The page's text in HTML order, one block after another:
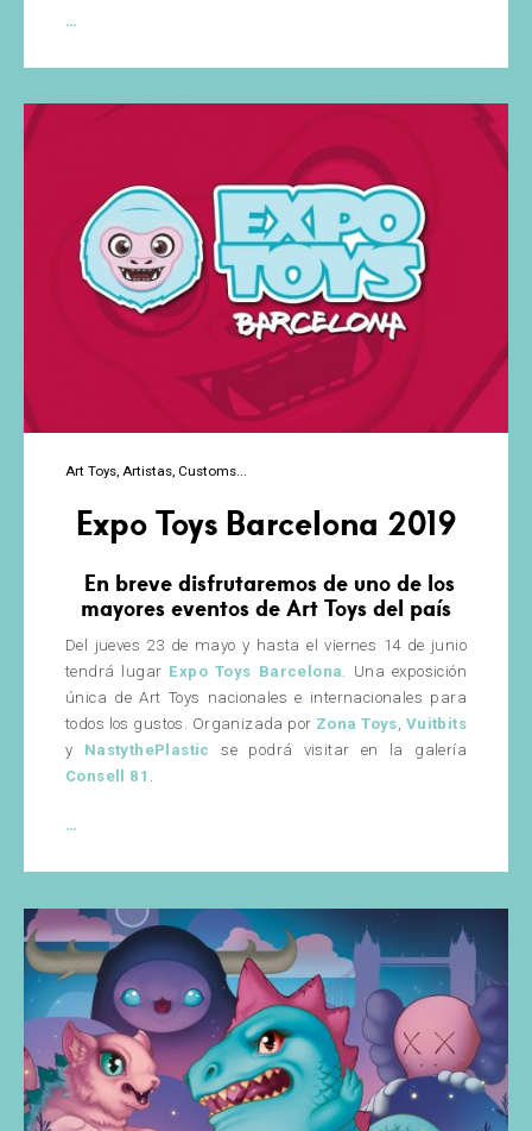
…
Toys
BCN
Art Toys Artistas Customs
Expo Toys Barcelona 2019
En breve disfrutaremos de uno de los
mayores eventos de Art Toys del país
Del jueves 23 de mayo y hasta el viernes 14 de junio
tendrá lugar Expo Toys Barcelona. Una exposición
única de Art Toys nacionales e internacionales para
todos los gustos. Organizada por Zona Toys, Vuitbits
y NastythePlastic
se podrá visitar en la galería
Consell 81 .
…
Barcelona
2019